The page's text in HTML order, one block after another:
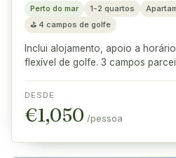
Perto do mar
1-2 quartos
⛳ 4 campos de golfe
Inclui alojamento, apoio a
flexível de golfe. 3 campos
DESDE
€1,050 /pessoa